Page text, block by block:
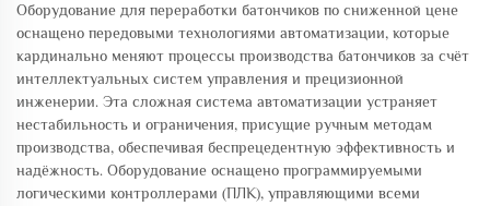
Оборудование для переработки батончиков по сниженной цене
оснащено передовыми технологиями автоматизации, которые
кардинально меняют процессы производства батончиков за счёт
интеллектуальных систем управления и прецизионной
инженерии. Эта сложная система автоматизации устраняет
нестабильность и ограничения, присущие ручным методам
производства, обеспечивая беспрецедентную эффективность и
надёжность. Оборудование оснащено программируемыми
логическими контроллерами (ПЛК), управляющими всеми